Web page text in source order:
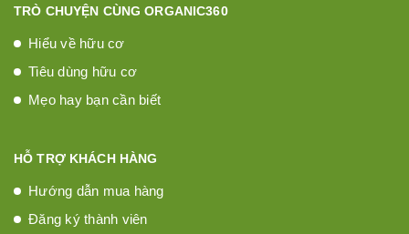
TRÒ CHUYỆN CÙNG ORGANIC360
Hiểu về hữu cơ
Tiêu dùng hữu cơ
Mẹo hay bạn cần biết
HỖ TRỢ KHÁCH HÀNG
Hướng dẫn mua hàng
Đăng ký thành viên